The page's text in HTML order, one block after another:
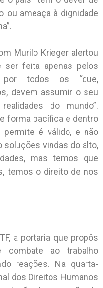
ou ameaça à dignidade
Murilo Krieger alertou
ser feita apenas pelos
por todos os “que,
devem assumir o seu
do mundo”.
forma pacífica e dentro
é válido, e não
soluções vindas do alto,
mas temos que
temos o direito de nos
a portaria que propôs
combate ao trabalho
reações. Na quarta-
dos Direitos Humanos